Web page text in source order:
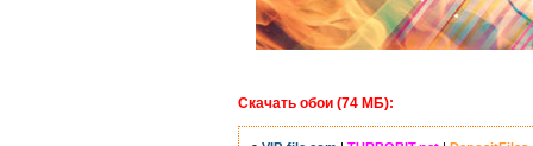
Скачать обои (74 МБ):